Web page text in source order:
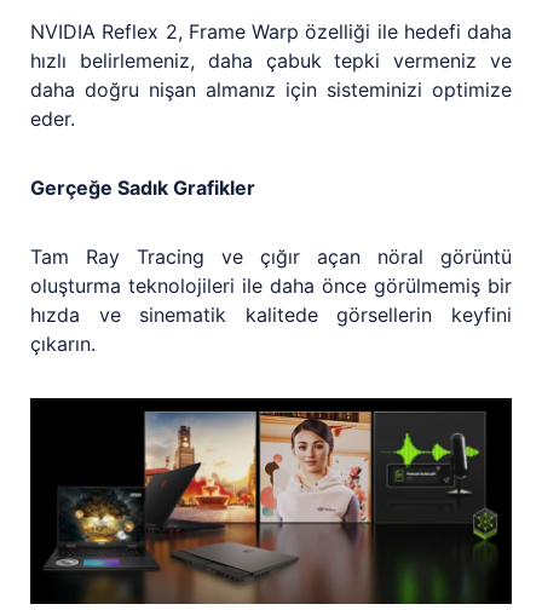
NVIDIA Reflex 2, Frame Warp özelliği ile hedefi daha
hızlı belirlemeniz, daha çabuk tepki vermeniz ve
daha doğru nişan almanız için sisteminizi optimize
eder.
Gerçeğe Sadık Grafikler
Tam Ray Tracing ve çığır açan nöral görüntü
oluşturma teknolojileri ile daha önce görülmemiş bir
hızda ve sinematik kalitede görsellerin keyfini
çıkarın.